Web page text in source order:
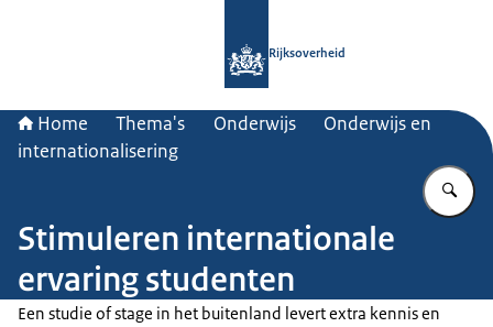
Rijksoverheid
Home Thema's Onderwijs
Onderwijs en
internationalisering
Stimuleren internationale
ervaring studenten
Een studie of stage in het buitenland levert extra kennis en